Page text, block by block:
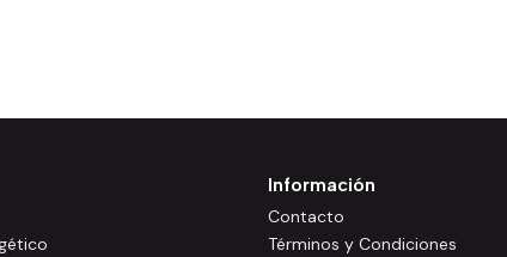
Información
Contacto
Términos y Condiciones